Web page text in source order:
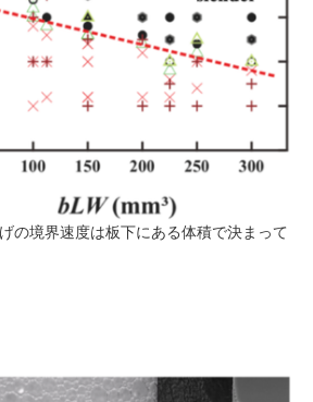
の境界速度は板下にある体積で決まって